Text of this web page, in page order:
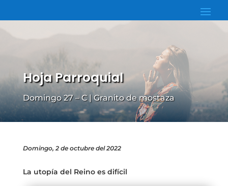
Hoja Parroquial
Domingo 27 – C | Granito de mostaza
Domingo, 2 de octubre del 2022
La utopía del Reino es difícil